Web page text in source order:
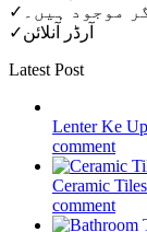
موجود ہیں۔
✓آرڈر آنلائن
Latest Post
Lenter Ke
comment
Ceramic
comment